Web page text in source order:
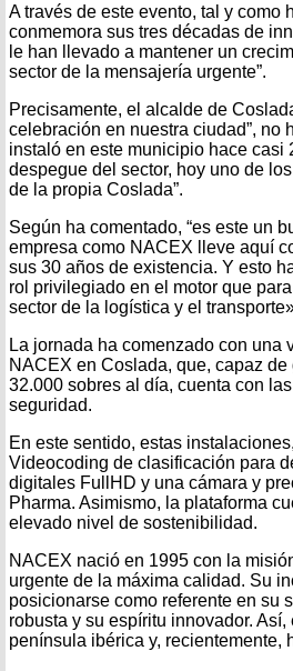
A través de este evento, tal y como
conmemora sus tres décadas de
le han llevado a mantener un
sector de la mensajería urgente”.
Precisamente, el alcalde de
celebración en nuestra ciudad”, no
instaló en este municipio hace casi
despegue del sector, hoy uno de
de la propia Coslada”.
Según ha comentado, “es este un
empresa como NACEX lleve aquí
sus 30 años de existencia. Y esto
rol privilegiado en el motor que
sector de la logística y el
La jornada ha comenzado con una
NACEX en Coslada, que, capaz
32.000 sobres al día, cuenta con
seguridad.
En este sentido, estas
Videocoding de clasificación para
digitales FullHD y una cámara y
Pharma. Asimismo, la plataforma
elevado nivel de sostenibilidad.
NACEX nació en 1995 con la
urgente de la máxima calidad. Su
posicionarse como referente en su
robusta y su espíritu innovador.
península ibérica y,